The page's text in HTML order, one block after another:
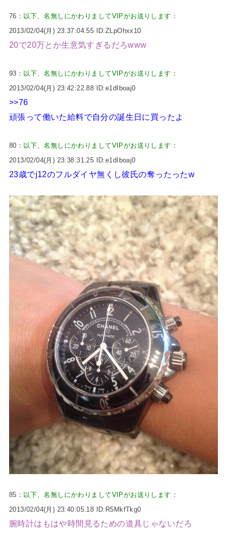
76： 以下、名無しにかわりましてVIPがお送りします ：
2013/02/04(月) 23:37:04.55 ID:ZLpOhxx10
20で20万とか生意気すぎるだろwww
93： 以下、名無しにかわりましてVIPがお送りします ：
2013/02/04(月) 23:42:22.88 ID:e1dIboaj0
>>76
頑張って働いた給料で自分の誕生日に買ったよ
80： 以下、名無しにかわりましてVIPがお送りします ：
2013/02/04(月) 23:38:31.25 ID:e1dIboaj0
23歳でj12のフルダイヤ無くし彼氏の奪ったったw
85： 以下、名無しにかわりましてVIPがお送りします ：
2013/02/04(月) 23:40:05.18 ID:R5MkfTkg0
腕時計はもはや時間見るための道具じゃないだろ